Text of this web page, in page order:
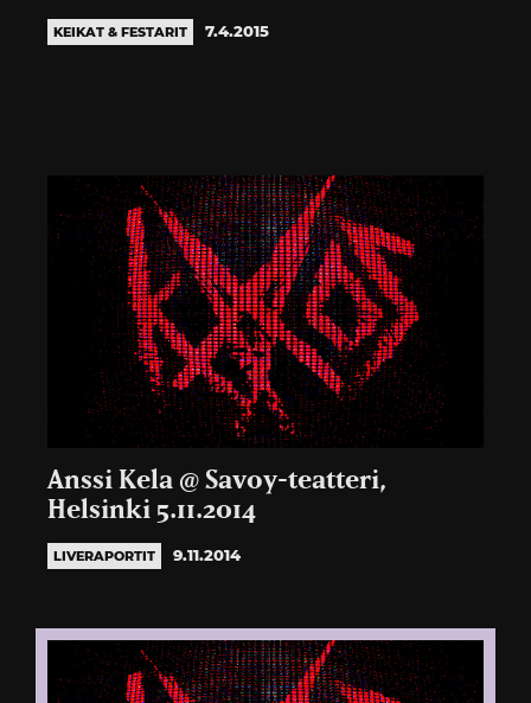
KEIKAT & FESTARIT 7.4.2015
Anssi Kela @ Savoy-teatteri,
Helsinki 5.11.2014
LIVERAPORTIT 9.11.2014